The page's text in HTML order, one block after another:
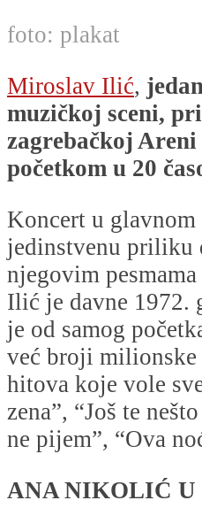
foto: plakat
Miroslav Ilić,
muzičkoj sceni,
zagrebačkoj
početkom u 20
Koncert u
jedinstvenu priliku
njegovim
Ilić je davne 1972.
je od samog
već broji milionske
hitova koje vole
zena”, “Još te
ne pijem”, “Ova
ANA NIKOLIĆ U